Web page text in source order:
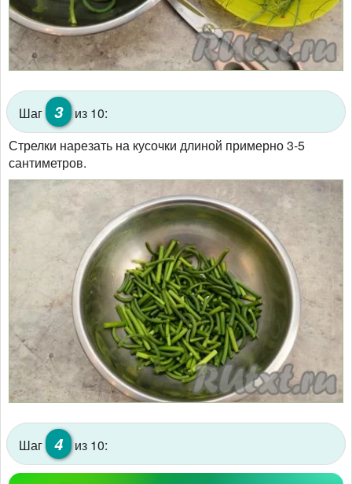
Шаг 3
из 10:
Стрелки нарезать на кусочки длиной примерно 3-5
сантиметров.
Шаг 4 из 10: